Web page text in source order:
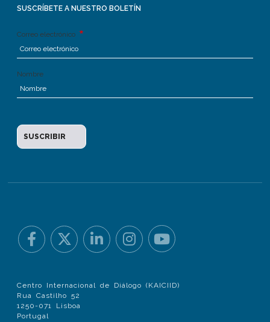
SUSCRÍBETE A NUESTRO BOLETÍN
Correo electrónico
Nombre
Centro Internacional de Diálogo (KAICIID)
Rua Castilho 52
1250-071 Lisboa
Portugal